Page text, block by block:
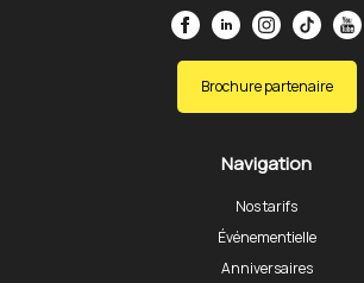
Brochure partenaire
Navigation
Nos tarifs
Événementielle
Anniversaires